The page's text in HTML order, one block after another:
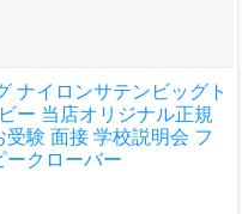
ナイロンサテンビッグト
ー 当店オリジナル正規
受験 面接 学校説明会 フ
ークローバー